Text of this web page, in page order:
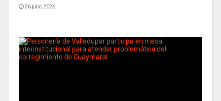
26 julio, 2026